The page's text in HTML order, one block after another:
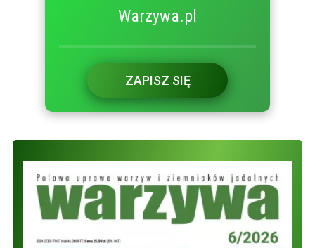
Warzywa.pl
ZAPISZ SIĘ